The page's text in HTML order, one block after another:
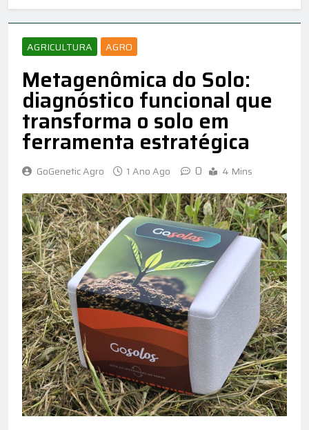
AGRICULTURA AGRO
Metagenômica do Solo:
diagnóstico funcional que
transforma o solo em
ferramenta estratégica
GoGenetic Agro 1 Ano Ago 0 4 Mins